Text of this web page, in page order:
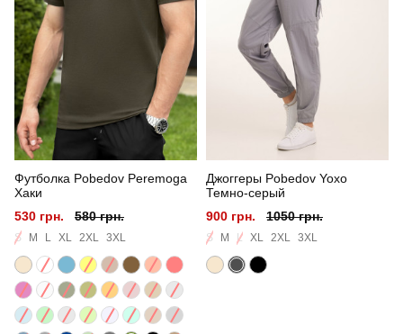
Склад тканини
низ: 100% котон
Країна - виробник
Футболка Pobedov Peremoga
Хаки
530 грн.
580 грн.
S M L XL 2XL 3XL
Джоггеры Pobedov Yoxo
Темно-серый
900 грн.
1050 грн.
S M L XL 2XL 3XL